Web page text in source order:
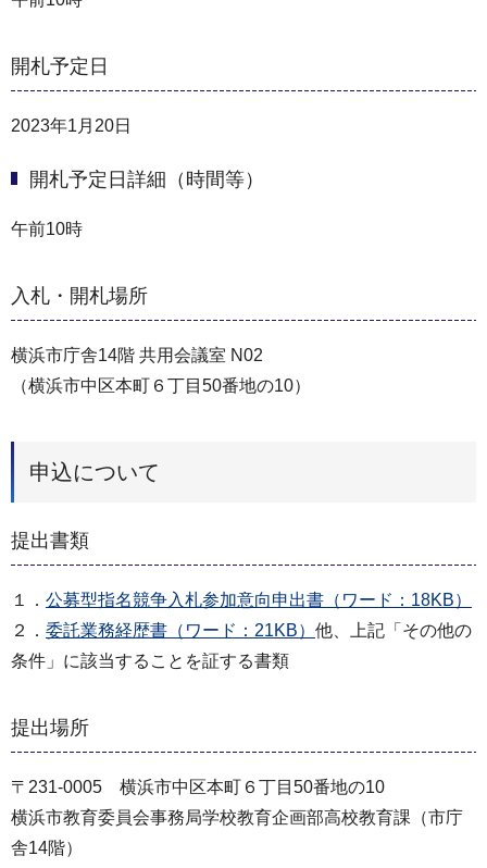
開札予定日
2023年1月20日
開札予定日詳細（時間等）
午前10時
入札・開札場所
横浜市庁舎14階 共用会議室 N02
（横浜市中区本町６丁目50番地の10）
申込について
提出書類
１． 公募型指名競争入札参加意向申出書（ワード：18KB）
２． 委託業務経歴書（ワード：21KB） 他、上記「その他の
条件」に該当することを証する書類
提出場所
〒231-0005 横浜市中区本町６丁目50番地の10
横浜市教育委員会事務局学校教育企画部高校教育課（市庁
舎14階）